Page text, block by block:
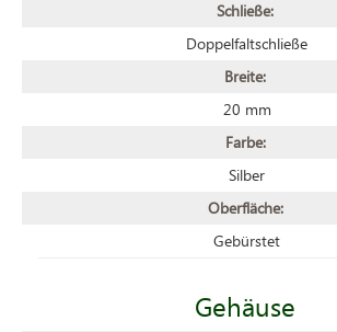
Schließe:
Doppelfaltschließe
Breite:
20 mm
Farbe:
Silber
Oberfläche:
Gebürstet
Gehäuse